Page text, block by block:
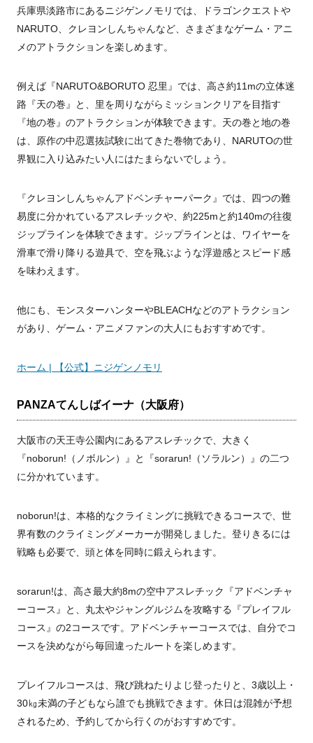
兵庫県淡路市にあるニジゲンノモリでは、ドラゴンクエストや
NARUTO、クレヨンしんちゃんなど、さまざまなゲーム・アニ
メのアトラクションを楽しめます。
例えば『NARUTO&BORUTO 忍里』では、高さ約11mの立体迷
路『天の巻』と、里を周りながらミッションクリアを目指す
『地の巻』のアトラクションが体験できます。天の巻と地の巻
は、原作の中忍選抜試験に出てきた巻物であり、NARUTOの世
界観に入り込みたい人にはたまらないでしょう。
『クレヨンしんちゃんアドベンチャーパーク』では、四つの難
易度に分かれているアスレチックや、約225mと約140mの往復
ジップラインを体験できます。ジップラインとは、ワイヤーを
滑車で滑り降りる遊具で、空を飛ぶような浮遊感とスピード感
を味わえます。
他にも、モンスターハンターやBLEACHなどのアトラクション
があり、ゲーム・アニメファンの大人にもおすすめです。
ホーム | 【公式】ニジゲンノモリ
PANZAてんしばイーナ（大阪府）
大阪市の天王寺公園内にあるアスレチックで、大きく
『noborun!（ノボルン）』と『sorarun!（ソラルン）』の二つ
に分かれています。
noborun!は、本格的なクライミングに挑戦できるコースで、世
界有数のクライミングメーカーが開発しました。登りきるには
戦略も必要で、頭と体を同時に鍛えられます。
sorarun!は、高さ最大約8mの空中アスレチック『アドベンチャ
ーコース』と、丸太やジャングルジムを攻略する『プレイフル
コース』の2コースです。アドベンチャーコースでは、自分でコ
ースを決めながら毎回違ったルートを楽しめます。
プレイフルコースは、飛び跳ねたりよじ登ったりと、3歳以上・
30㎏未満の子どもなら誰でも挑戦できます。休日は混雑が予想
されるため、予約してから行くのがおすすめです。